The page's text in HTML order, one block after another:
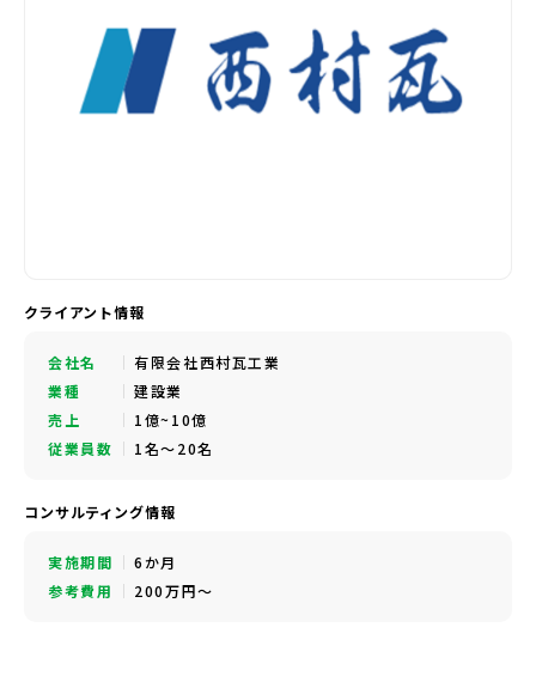
クライアント情報
会社名
有限会社西村瓦工業
業種
建設業
売上
1億~10億
従業員数
1名～20名
コンサルティング情報
実施期間
6か月
参考費用
200万円～